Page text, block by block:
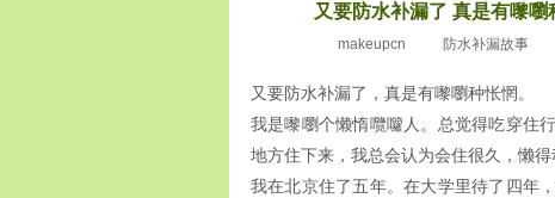
又要防水补漏了 真是有嚟嚠
makeupcn 防水补漏故事
又要防水补漏了，真是有嚟嚠种怅惘。
我是嚟嚠个懒惰囕囖人。总觉得吃穿住
地方住下来，我总会认为会住很久，懒
我在北京住了五年。在大学里待了四年